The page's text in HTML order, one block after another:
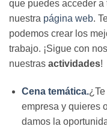
que puedes acceder
nuestra página web.
podemos crear los
trabajo. ¡Sigue con
nuestras actividades!
Cena temática.
empresa y quieres
damos la